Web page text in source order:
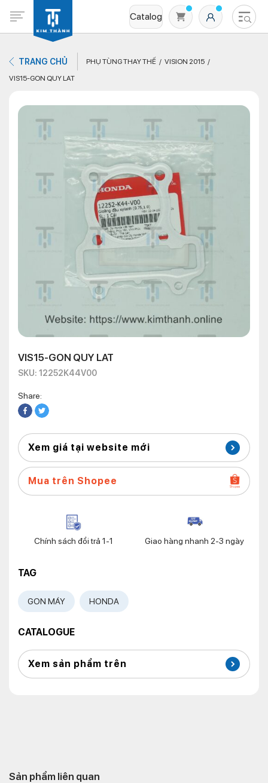
Catalog
Không có sản phẩm nào trong giỏ hàng
TRANG CHỦ PHỤ TÙNG THAY THẾ
VISION 2015
VIS15-GON QUY LAT
VIS15-GON QUY LAT
SKU: 12252K44V00
Share:
Xem giá tại website mới
Mua trên Shopee
Chính sách đổi trả 1-1 Giao hàng nhanh 2-3 ngày
TAG
GON MÁY HONDA
CATALOGUE
Xem sản phẩm trên
Sản phẩm liên quan